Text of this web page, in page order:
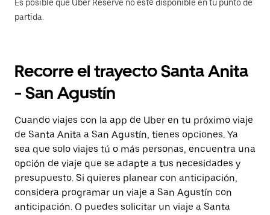
Es posible que Uber Reserve no esté disponible en tu punto de
partida.
Recorre el trayecto Santa Anita
- San Agustín
Cuando viajes con la app de Uber en tu próximo viaje
de Santa Anita a San Agustín, tienes opciones. Ya
sea que solo viajes tú o más personas, encuentra una
opción de viaje que se adapte a tus necesidades y
presupuesto. Si quieres planear con anticipación,
considera programar un viaje a San Agustín con
anticipación. O puedes solicitar un viaje a Santa